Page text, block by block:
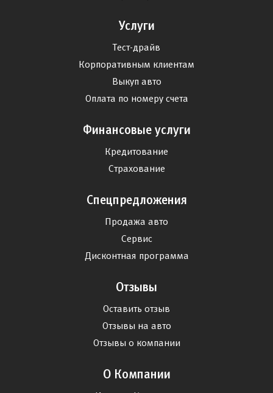
Услуги
Тест-драйв
Корпоративным клиентам
Выкуп авто
Оплата по номеру счета
Финансовые услуги
Кредитование
Страхование
Спецпредложения
Продажа авто
Сервис
Дисконтная программа
Отзывы
Оставить отзыв
Отзывы на авто
Отзывы о компании
О Компании